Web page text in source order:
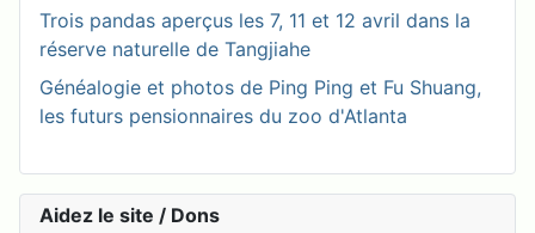
Trois pandas aperçus les 7, 11 et 12 avril dans la
réserve naturelle de Tangjiahe
Généalogie et photos de Ping Ping et Fu Shuang,
les futurs pensionnaires du zoo d'Atlanta
Aidez le site / Dons